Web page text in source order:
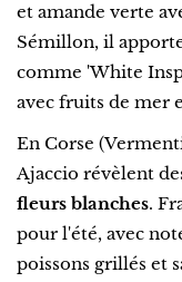
et amande verte
Sémillon, il
comme 'White
avec fruits de mer
En Corse
Ajaccio révèlent
fleurs blanches.
pour l'été, avec
poissons grillés et